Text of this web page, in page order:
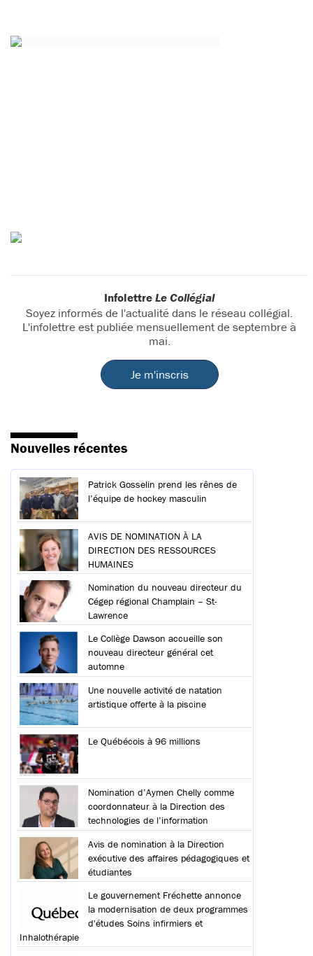
InfolettreLe Collégial
Soyez informés de l'actualité dans le réseau collégial.
L'infolettre est publiée mensuellement de septembre à
mai.
Je m'inscris
Nouvelles récentes
Patrick Gosselin prend les rênes de
l’équipe de hockey masculin
AVIS DE NOMINATION À LA
DIRECTION DES RESSOURCES
HUMAINES
Nomination du nouveau directeur du
Cégep régional Champlain – St-
Lawrence
Le Collège Dawson accueille son
nouveau directeur général cet
automne
Une nouvelle activité de natation
artistique offerte à la piscine
Le Québécois à 96 millions
Nomination d’Aymen Chelly comme
coordonnateur à la Direction des
technologies de l’information
Avis de nomination à la Direction
exécutive des affaires pédagogiques et
étudiantes
Le gouvernement Fréchette annonce
la modernisation de deux programmes
d'études Soins infirmiers et
Inhalothérapie